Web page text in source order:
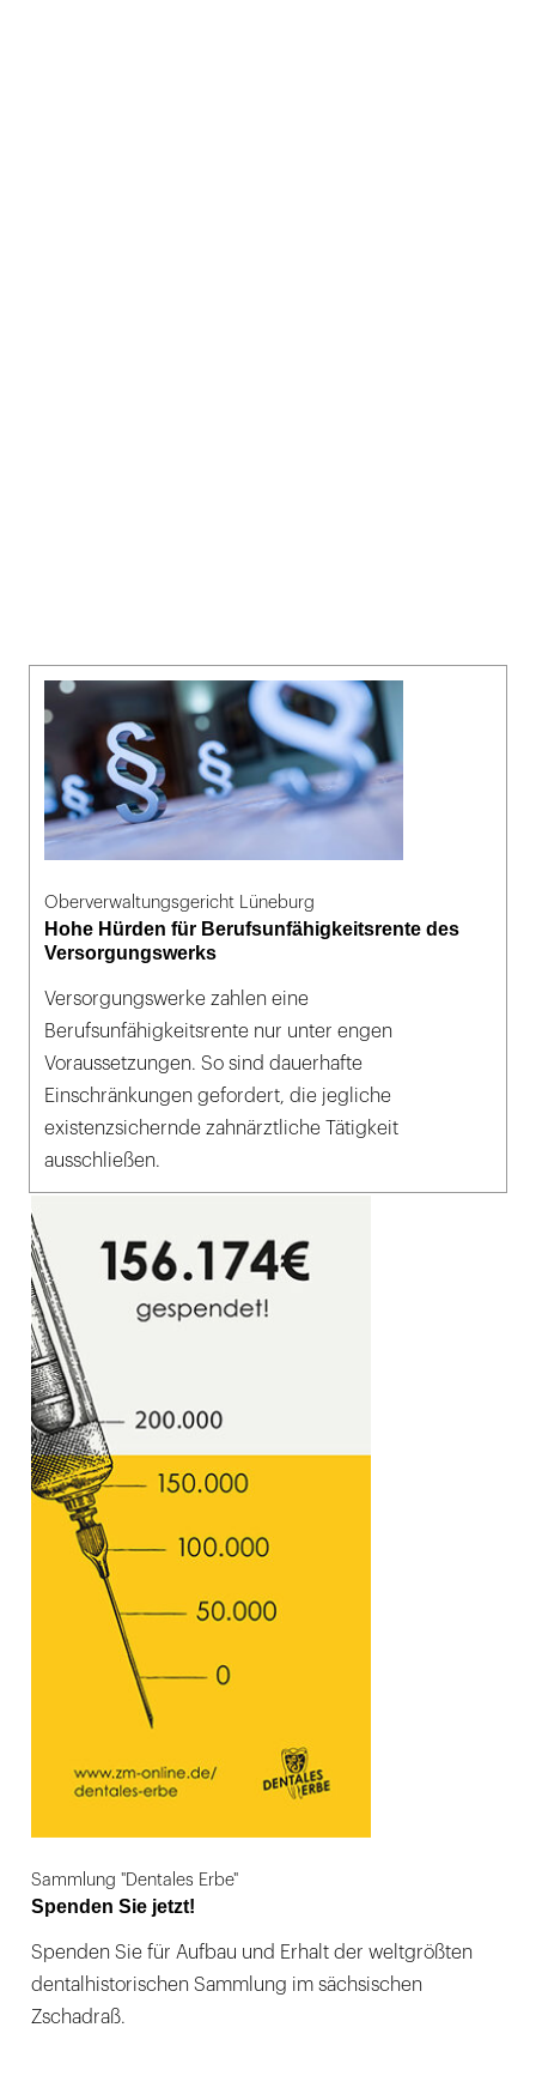
Oberverwaltungsgericht Lüneburg
Hohe Hürden für Berufsunfähigkeitsrente des
Versorgungswerks
Versorgungswerke zahlen eine
Berufsunfähigkeitsrente nur unter engen
Voraussetzungen. So sind dauerhafte
Einschränkungen gefordert, die jegliche
existenzsichernde zahnärztliche Tätigkeit
ausschließen.
Sammlung "Dentales Erbe"
Spenden Sie jetzt!
Spenden Sie für Aufbau und Erhalt der weltgrößten
dentalhistorischen Sammlung im sächsischen
Zschadraß.